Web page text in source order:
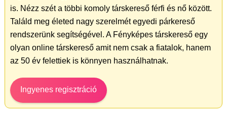
is. Nézz szét a többi komoly társkereső férfi és nő között.
Találd meg életed nagy szerelmét egyedi párkereső
rendszerünk segítségével. A Fényképes társkereső egy
olyan online társkereső amit nem csak a fiatalok, hanem
az 50 év felettiek is könnyen használhatnak.
Ingyenes regisztráció